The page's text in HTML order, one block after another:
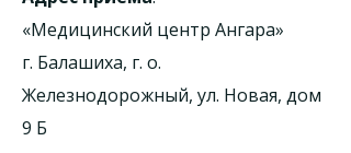
«Медицинский центр Ангара»
г. Балашиха, г. о.
Железнодорожный, ул. Новая, дом
9 Б